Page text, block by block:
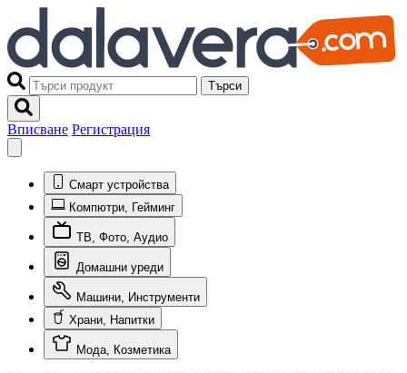
Търси
Вписване Регистрация
Смарт устройства
Компютри, Гейминг
ТВ, Фото, Аудио
Домашни уреди
Машини, Инструменти
Храни, Напитки
Мода, Козметика